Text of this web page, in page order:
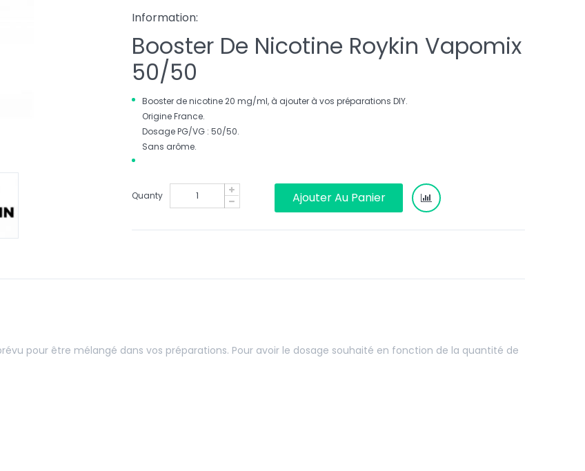
Information:
Booster De Nicotine Roykin Vapomix
50/50
Booster de nicotine 20 mg/ml, à ajouter à vos préparations DIY.
Origine France.
Dosage PG/VG : 50/50.
Sans arôme.
Quanty Ajouter Au Panier
pour être mélangé dans vos préparations. Pour avoir le dosage souhaité en fonction de la quantité de